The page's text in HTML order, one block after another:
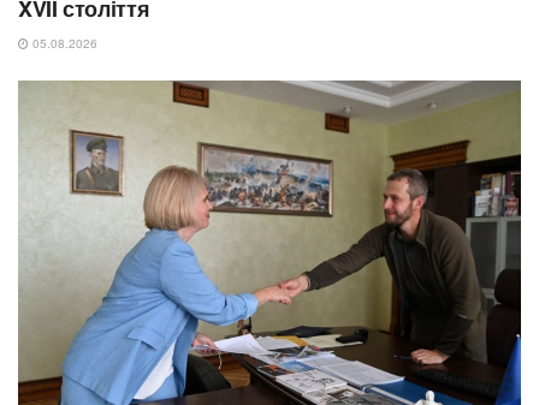
XVII століття
05.08.2026